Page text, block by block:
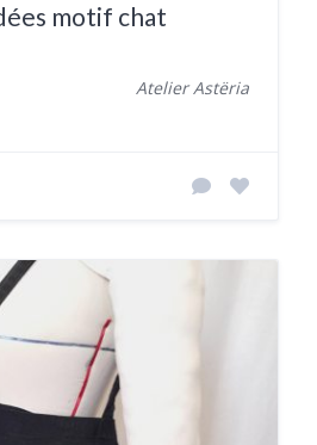
motif chat
Atelier Astëria